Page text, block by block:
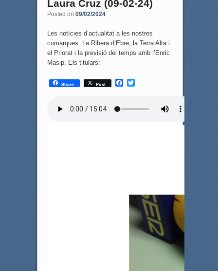
Laura Cruz (09-02-24)
Posted on 09/02/2024
Les notícies d’actualitat a les nostres
comarques: La Ribera d’Ebre, la Terra Alta i
el Priorat i la previsió del temps amb l’Enric
Masip. Els titulars:
Share Post
F
T